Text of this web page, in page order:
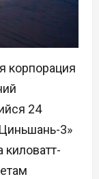
корпорация
24
3»